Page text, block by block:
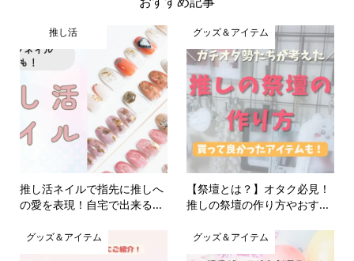
推し活
推し活ネイルで指先に推しへ
の愛を表現！自宅で出来る...
グッズ＆アイテム
【祭壇とは？】オタク必見！
推しの祭壇の作り方やおす...
グッズ＆アイテム グッズ＆アイテム